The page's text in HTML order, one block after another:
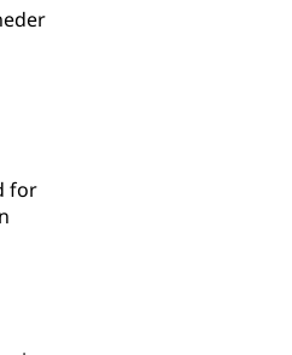
for